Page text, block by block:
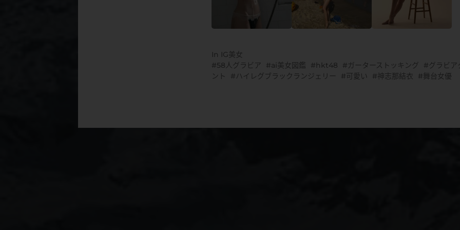
In IG美女
58人グラビア
ai美女図鑑 hkt48 ガーターストッキング
グラビア
ント
ハイレグブラックランジェリー 可愛い 神志那結衣 舞台女優